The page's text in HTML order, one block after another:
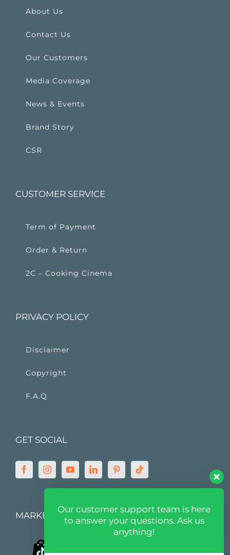
About Us
Contact Us
Our Customers
Media Coverage
News & Events
Brand Story
CSR
CUSTOMER SERVICE
Term of Payment
Order & Return
2C – Cooking Cinema
PRIVACY POLICY
Disclaimer
Copyright
F.A.Q
GET SOCIAL
MARKETPLACE
Our customer support team is here
to answer your questions. Ask us
anything!